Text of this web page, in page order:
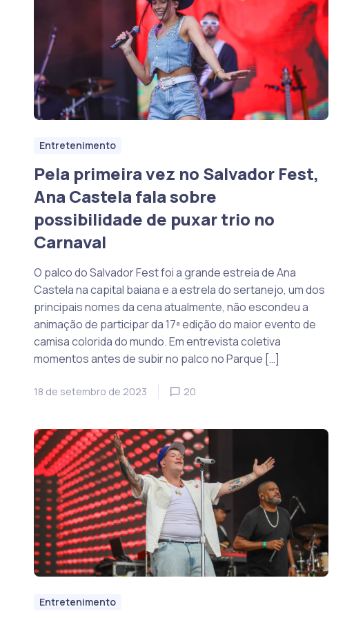
Entretenimento
Pela primeira vez no Salvador Fest,
Ana Castela fala sobre
possibilidade de puxar trio no
Carnaval
O palco do Salvador Fest foi a grande estreia de Ana
Castela na capital baiana e a estrela do sertanejo, um dos
principais nomes da cena atualmente, não escondeu a
animação de participar da 17ª edição do maior evento de
camisa colorida do mundo. Em entrevista coletiva
momentos antes de subir no palco no Parque […]
18 de setembro de 2023 20
Entretenimento